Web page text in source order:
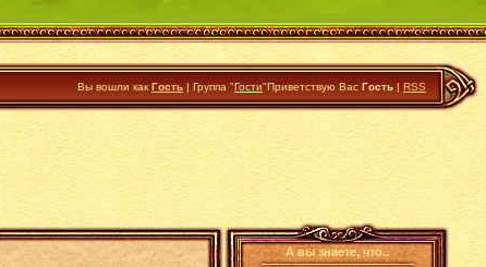
Вы вошли как Гость | Группа "Гости"Приветствую Вас Гость | RSS
А вы знаете, что..